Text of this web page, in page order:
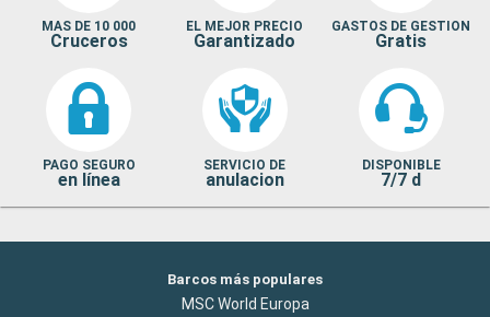
MAS DE 10 000
Cruceros
EL MEJOR PRECIO
Garantizado
GASTOS DE GESTION
Gratis
PAGO SEGURO
en línea
SERVICIO DE
anulacion
DISPONIBLE
7/7 d
Barcos más populares
MSC World Europa